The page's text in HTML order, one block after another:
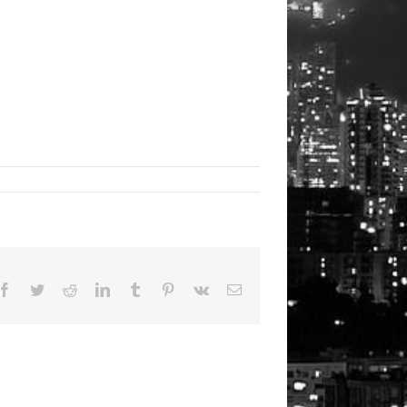
Facebook
TwitterRedditLinkedInTumblr Pinterest
Vk Email